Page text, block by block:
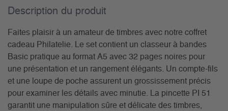
Description du­ produit
Faites plaisir à un amateur de timbres avec notre coffret
cadeau Philatelie. Le set contient un classeur à bandes
Basic pratique au format A5 avec 32 pages noires pour
une présentation et un rangement élégants. Un compte-fils
et une loupe de poche assurent un grossissement précis
pour examiner les détails avec minutie. La pincette PI 51
garantit une manipulation sûre et délicate des timbres,